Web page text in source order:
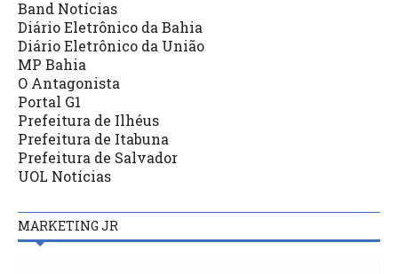
Band Notícias
Diário Eletrônico da Bahia
Diário Eletrônico da União
MP Bahia
O Antagonista
Portal G1
Prefeitura de Ilhéus
Prefeitura de Itabuna
Prefeitura de Salvador
UOL Notícias
MARKETING JR